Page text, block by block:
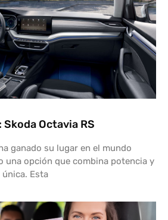
Octavia RS
ganado su lugar en el mundo
una opción que combina potencia y
Esta